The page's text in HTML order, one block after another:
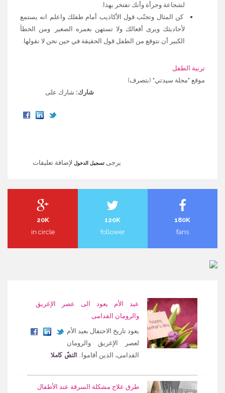
لشجاعة وجرأة وأنك تفتخر بهذا.
كن المثال وتجنّب قول الأكاذيب أمام طفلك واعلم انه يستمع
لأحاديثك ويرى أفعالك ولا تستهن بعمره الصغير. ومن الخطأ
الكبير أن نتوقع من الطفل قول الحقيقة في حين نحن لا نقولها.
تربية الطفل
موقع "مجلة سيدتي" (بتصرف)
شارك: شارك على
يرجى تسجيل الدخول لإضافة تعليقات
180K
fans
120K
follower
20K
in circle
عيد الأم يعود الى عصر الإغريق
والرومان القدامى
يعود تاريخ الاحتفال بعيد الأم
لعصر الإغريق والرومان
القدامى، الذين أقاموا... النصّ كاملا
طرق علاج مشكلة السرقة عند الأطفال